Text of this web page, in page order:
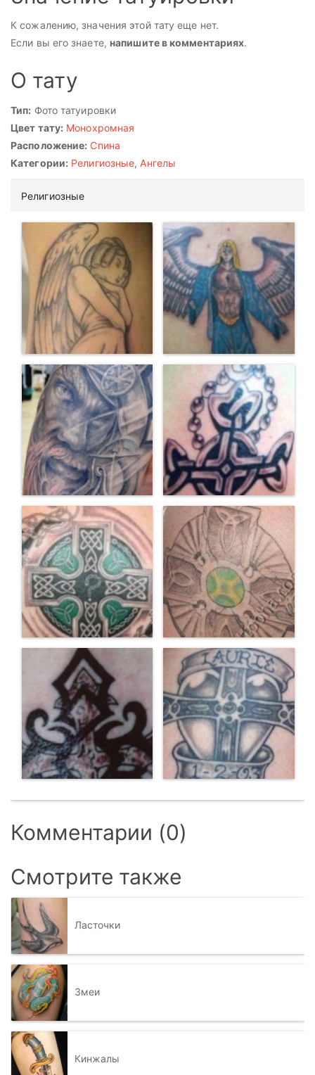
К сожалению, значения этой тату еще нет.
Если вы его знаете, напишите в комментариях.
О тату
Тип: Фото татуировки
Цвет тату: Монохромная
Расположение: Спина
Категории: Религиозные, Ангелы
Религиозные
Комментарии (0)
Смотрите также
Ласточки
Змеи
Кинжалы